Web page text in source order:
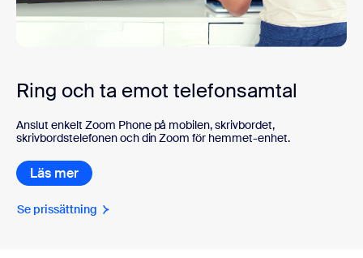
Ring och ta emot telefonsamtal
Anslut enkelt Zoom Phone på mobilen, skrivbordet,
skrivbordstelefonen och din Zoom för hemmet-enhet.
Läs mer
Se prissättning